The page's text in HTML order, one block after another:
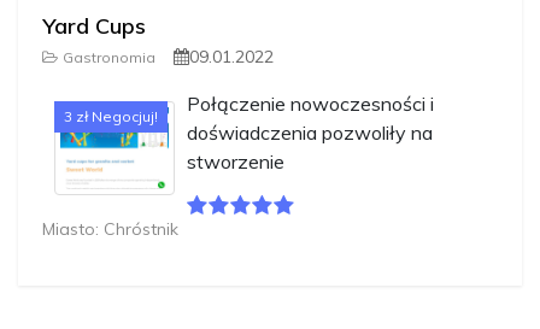
Yard Cups
Gastronomia 09.01.2022
3 zł Negocjuj!
Połączenie nowoczesności i
doświadczenia pozwoliły na
stworzenie
Miasto: Chróstnik